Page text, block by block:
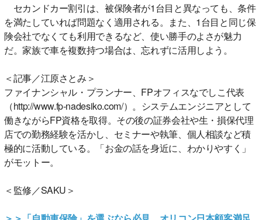
セカンドカー割引は、被保険者が1台目と異なっても、条件
を満たしていれば問題なく適用される。また、1台目と同じ保
険会社でなくても利用できるなど、使い勝手のよさが魅力
だ。家族で車を複数持つ場合は、忘れずに活用しよう。
＜記事／江原さとみ＞
ファイナンシャル・プランナー、FPオフィスなでしこ代表
（http://www.fp-nadesiko.com/）。システムエンジニアとして
働きながらFP資格を取得。その後の証券会社や生・損保代理
店での勤務経験を活かし、セミナーや執筆、個人相談など積
極的に活動している。「お金の話を身近に、わかりやすく」
がモットー。
＜監修／SAKU＞